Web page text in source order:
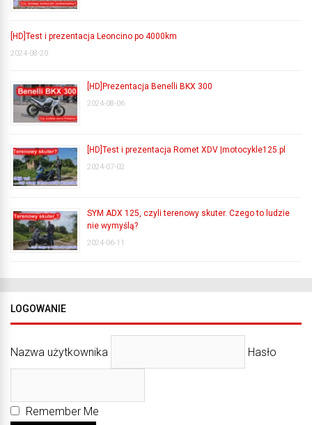
[HD]Test i prezentacja Leoncino po 4000km
2024-08-20
[HD]Prezentacja Benelli BKX 300
2024-08-06
[HD]Test i prezentacja Romet XDV |motocykle125.pl
2024-07-02
SYM ADX 125, czyli terenowy skuter. Czego to ludzie
nie wymyślą?
2024-06-11
LOGOWANIE
Nazwa użytkownika Hasło
Remember Me